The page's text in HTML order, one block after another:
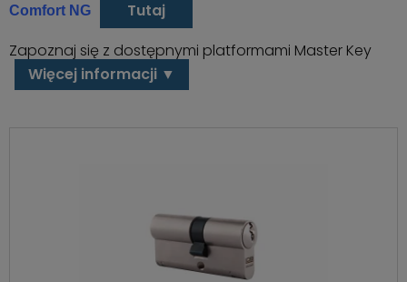
Comfort NG
Tutaj
Zapoznaj się z dostępnymi platformami Master Key
Więcej informacji ▼